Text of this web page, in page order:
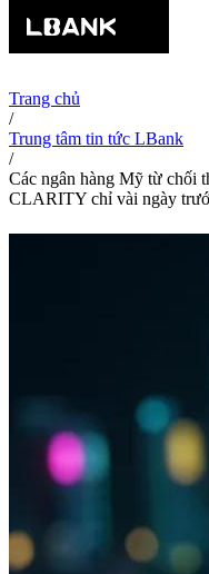
Trang chủ
/
Trung tâm tin tức LBank
/
Các ngân hàng Mỹ từ chối
CLARITY chỉ vài ngày